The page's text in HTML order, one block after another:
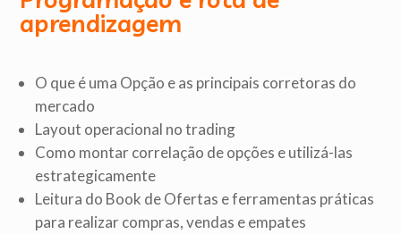
aprendizagem
O que é uma Opção e as principais corretoras do
mercado
Layout operacional no trading
Como montar correlação de opções e utilizá-las
estrategicamente
Leitura do Book de Ofertas e ferramentas práticas
para realizar compras, vendas e empates